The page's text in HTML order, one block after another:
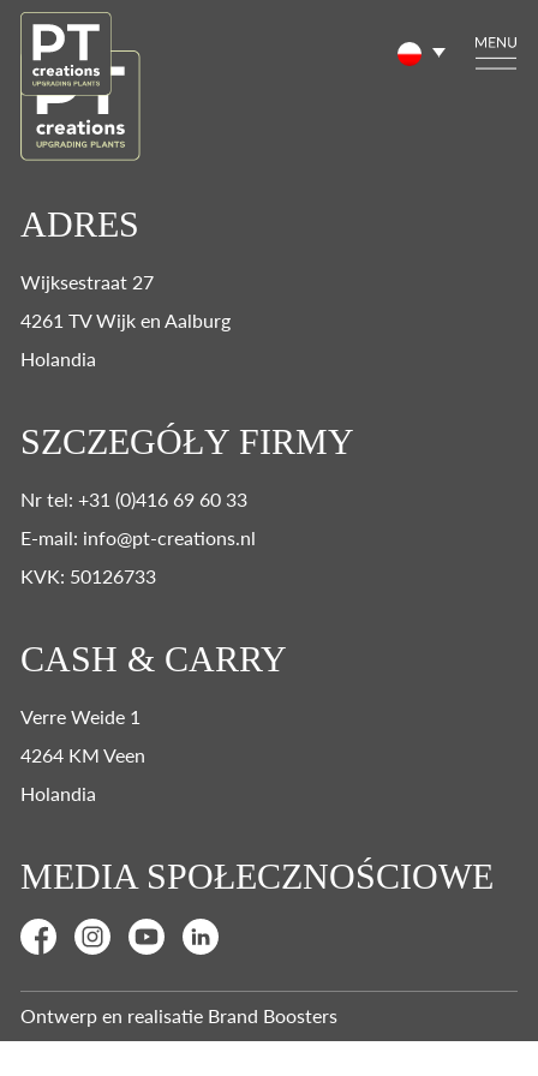
ADRES
Wijksestraat 27
4261 TV Wijk en Aalburg
Holandia
SZCZEGÓŁY FIRMY
Nr tel: +31 (0)416 69 60 33
E-mail: info@pt-creations.nl
KVK: 50126733
CASH & CARRY
Verre Weide 1
4264 KM Veen
Holandia
MEDIA SPOŁECZNOŚCIOWE
Ontwerp en realisatie Brand Boosters